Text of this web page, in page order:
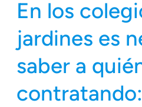
En los
jardines es
saber a